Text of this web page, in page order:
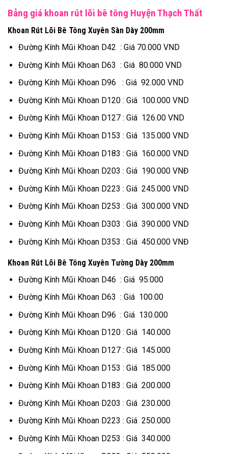
Bảng giá khoan rút lõi bê tông Huyện Thạch Thất
Khoan Rút Lõi Bê Tông Xuyên Sàn Dày 200mm
Đường Kính Mũi Khoan D42 : Giá 70.000 VND
Đường Kính Mũi Khoan D63 : Giá 80.000 VND
Đường Kính Mũi Khoan D96 : Giá 92.000 VND
Đường Kính Mũi Khoan D120 : Giá 100.000 VND
Đường Kính Mũi Khoan D127 : Giá 126.00 VND
Đường Kính Mũi Khoan D153 : Giá 135.000 VND
Đường Kính Mũi Khoan D183 : Giá 160.000 VND
Đường Kính Mũi Khoan D203 : Giá 190.000 VNĐ
Đường Kính Mũi Khoan D223 : Giá 245.000 VND
Đường Kính Mũi Khoan D253 : Giá 300.000 VND
Đường Kính Mũi Khoan D303 : Giá 390.000 VND
Đường Kính Mũi Khoan D353 : Giá 450.000 VNĐ
Khoan Rút Lõi Bê Tông Xuyên Tường Dày 200mm
Đường Kính Mũi Khoan D46 : Giá 95.000
Đường Kính Mũi Khoan D63 : Giá 100.00
Đường Kính Mũi Khoan D96 : Giá 130.000
Đường Kính Mũi Khoan D120 : Giá 140.000
Đường Kính Mũi Khoan D127 : Giá 145.000
Đường Kính Mũi Khoan D153 : Giá 185.000
Đường Kính Mũi Khoan D183 : Giá 200.000
Đường Kính Mũi Khoan D203 : Giá 230.000
Đường Kính Mũi Khoan D223 : Giá 250.000
Đường Kính Mũi Khoan D253 : Giá 340.000